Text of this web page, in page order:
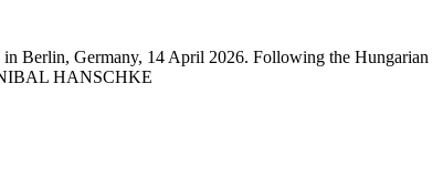
Berlin, Germany, 14 April 2026. Following the Hungarian
HANSCHKE